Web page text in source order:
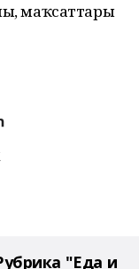
маҡсаттары
"Еда и